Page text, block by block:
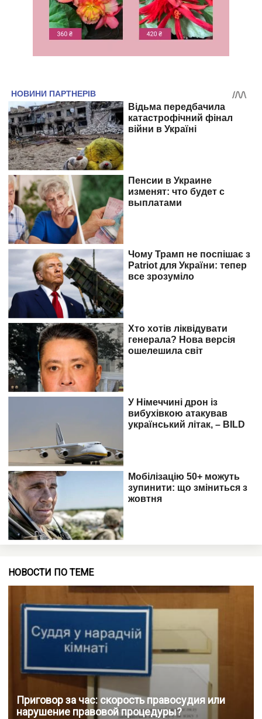
НОВОСТИ ПО ТЕМЕ
Приговор за час: скорость правосудия или
нарушение правовой процедуры?